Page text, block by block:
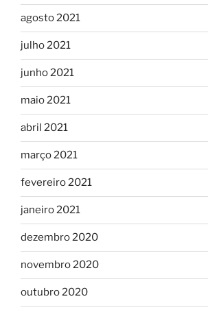
agosto 2021
julho 2021
junho 2021
maio 2021
abril 2021
março 2021
fevereiro 2021
janeiro 2021
dezembro 2020
novembro 2020
outubro 2020